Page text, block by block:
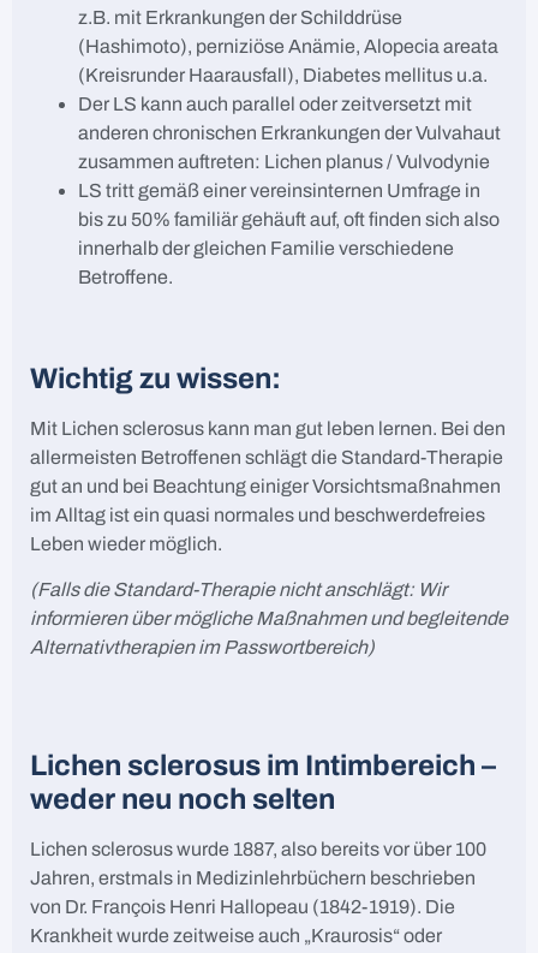
z.B. mit Erkrankungen der Schilddrüse
(Hashimoto), perniziöse Anämie, Alopecia areata
(Kreisrunder Haarausfall), Diabetes mellitus u.a.
Der LS kann auch parallel oder zeitversetzt mit
anderen chronischen Erkrankungen der Vulvahaut
zusammen auftreten: Lichen planus / Vulvodynie
LS tritt gemäß einer vereinsinternen Umfrage in
bis zu 50% familiär gehäuft auf, oft finden sich also
innerhalb der gleichen Familie verschiedene
Betroffene.
Wichtig zu wissen:
Mit Lichen sclerosus kann man gut leben lernen. Bei den
allermeisten Betroffenen schlägt die Standard-Therapie
gut an und bei Beachtung einiger Vorsichtsmaßnahmen
im Alltag ist ein quasi normales und beschwerdefreies
Leben wieder möglich.
(Falls die Standard-Therapie nicht anschlägt: Wir
informieren über mögliche Maßnahmen und begleitende
Alternativtherapien im Passwortbereich)
Lichen sclerosus im Intimbereich –
weder neu noch selten
Lichen sclerosus wurde 1887, also bereits vor über 100
Jahren, erstmals in Medizinlehrbüchern beschrieben
von Dr. François Henri Hallopeau (1842-1919). Die
Krankheit wurde zeitweise auch „Kraurosis“ oder